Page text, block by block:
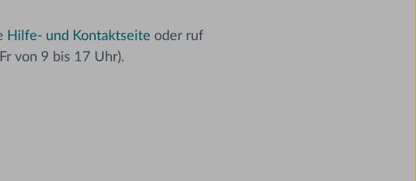
Hilfe- und Kontaktseite oder ruf
von 9 bis 17 Uhr).